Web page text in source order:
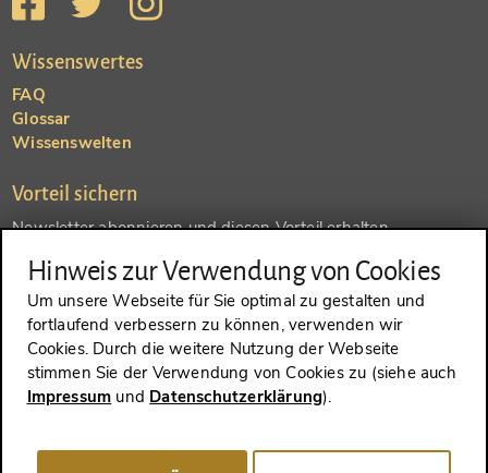
Wissenswertes
FAQ
Glossar
Wissenswelten
Vorteil sichern
Newsletter abonnieren und diesen Vorteil erhalten
SENDEN
Konto anlegen und einen anderen Vorteil erhalten
SENDEN
Hinweis zur Verwendung von Cookies
Um unsere Webseite für Sie optimal zu gestalten und
fortlaufend verbessern zu können, verwenden wir
Cookies. Durch die weitere Nutzung der Webseite
stimmen Sie der Verwendung von Cookies zu (siehe auch
Impressum und Datenschutzerklärung).